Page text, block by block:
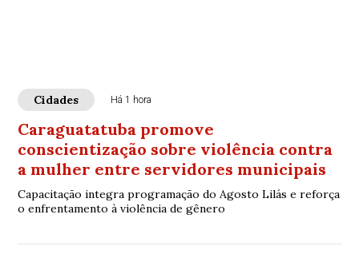
Cidades Há 1 hora
Caraguatatuba promove
conscientização sobre violência contra
a mulher entre servidores municipais
Capacitação integra programação do Agosto Lilás e reforça
o enfrentamento à violência de gênero